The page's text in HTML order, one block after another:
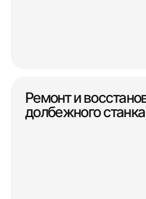
Ремонт и
долбежного